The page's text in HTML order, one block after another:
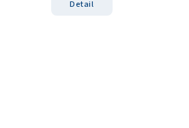
Detail